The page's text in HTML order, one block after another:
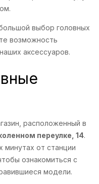
выбор головных
возможность
аксессуаров.
расположенный в
переулке, 14.
минутах от станции
ознакомиться с
модели.